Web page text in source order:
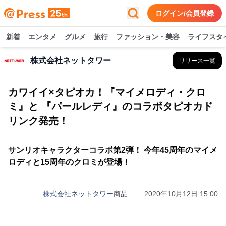
ログイン/会員登録
新着 エンタメ グルメ 旅行 ファッション・美容 ライフスタ
株式会社ネットタワー リリース一覧
カワイイ×タピオカ！『マイメロディ・クロ
ミ』と 『パールレディ』のコラボタピオカド
リンク発売！
サンリオキャラクターコラボ第2弾！ 今年45周年のマイメ
ロディと15周年のクロミが登場！
株式会社ネットタワー商品 2020年10月12日 15:00